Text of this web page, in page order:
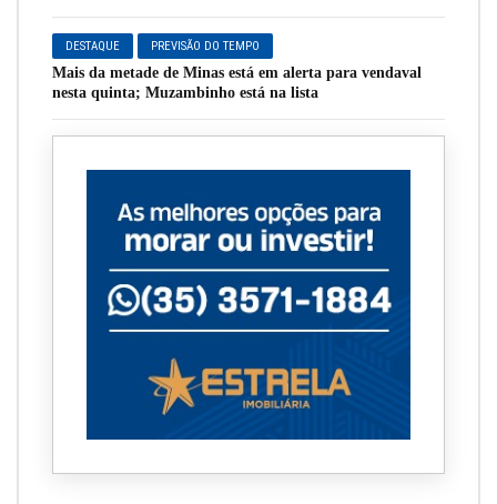
DESTAQUE PREVISÃO DO TEMPO
Mais da metade de Minas está em alerta para vendaval
nesta quinta; Muzambinho está na lista